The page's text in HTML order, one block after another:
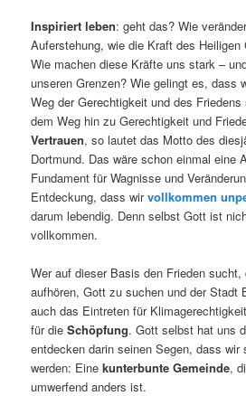
Inspiriert leben: geht das? Wie
Auferstehung, wie die Kraft des Heiligen
Wie machen diese Kräfte uns stark –
unseren Grenzen? Wie gelingt es, dass
Weg der Gerechtigkeit und des
dem Weg hin zu Gerechtigkeit und
Vertrauen, so lautet das Motto des
Dortmund. Das wäre schon einmal eine
Fundament für Wagnisse und
Entdeckung, dass wirvollkommen
darum lebendig. Denn selbst Gott ist
vollkommen.
Wer auf dieser Basis den Frieden
aufhören, Gott zu suchen und der Stadt
auch das Eintreten für
für dieSchöpfung. Gott selbst hat uns
entdecken darin seinen Segen, dass wir
werden: Einekunterbunte Gemeinde,
umwerfend anders ist.